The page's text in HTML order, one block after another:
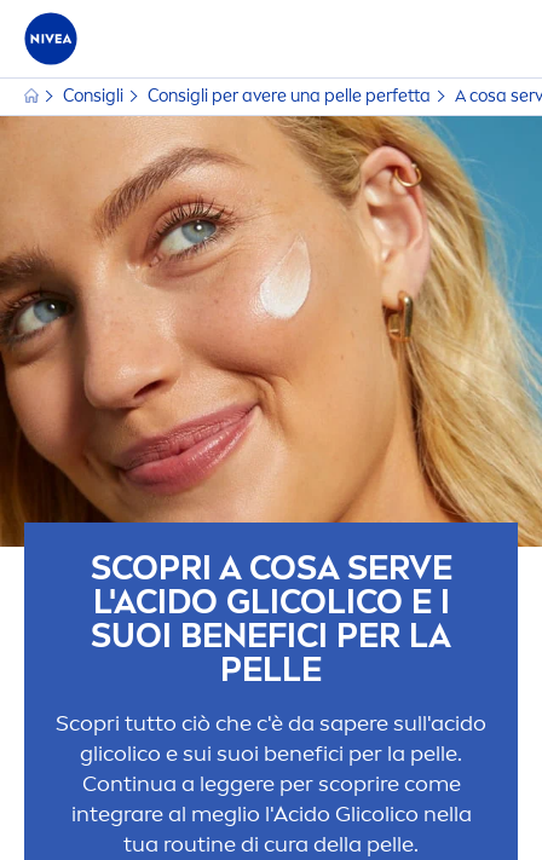
Consigli Consigli per avere una pelle perfetta A cosa
SCOPRI A COSA SERVE
L'ACIDO GLICOLICO E I
SUOI BENEFICI PER LA
PELLE
Scopri tutto ciò che c'è da sapere sull'acido
glicolico e sui suoi benefici per la pelle.
Continua a leggere per scoprire come
integrare al meglio l'Acido Glicolico nella
tua routine di cura della pelle.